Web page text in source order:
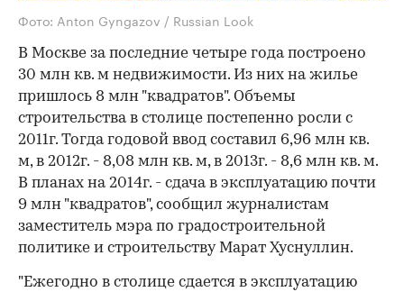
Фото: Anton Gyngazov / Russian Look
В Москве за последние четыре года построено
30 млн кв. м недвижимости. Из них на жилье
пришлось 8 млн "квадратов". Объемы
строительства в столице постепенно росли с
2011г. Тогда годовой ввод составил 6,96 млн кв.
м, в 2012г. - 8,08 млн кв. м, в 2013г. - 8,6 млн кв. м.
В планах на 2014г. - сдача в эксплуатацию почти
9 млн "квадратов", сообщил журналистам
заместитель мэра по градостроительной
политике и строительству Марат Хуснуллин.
"Ежегодно в столице сдается в эксплуатацию